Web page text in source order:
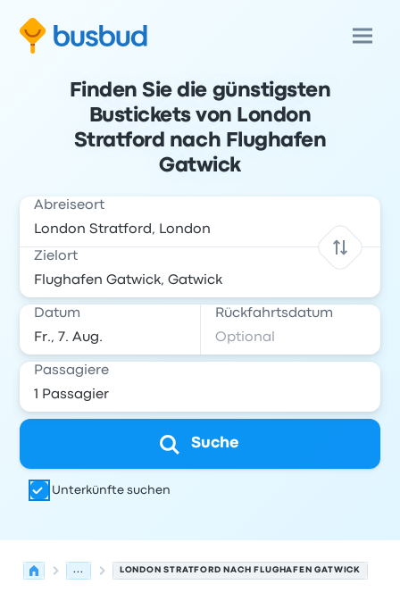
Finden Sie die günstigsten
Bustickets von London
Stratford nach Flughafen
Gatwick
Abreiseort
Zielort
Datum Rückfahrtsdatum
Passagiere
Suche
Unterkünfte suchen
... LONDON STRATFORD NACH FLUGHAFEN GATWICK